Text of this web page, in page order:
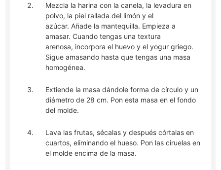
Mezcla la harina con la canela, la levadura en
polvo, la piel rallada del limón y el
azúcar. Añade la mantequilla. Empieza a
amasar. Cuando tengas una textura
arenosa, incorpora el huevo y el yogur griego.
Sigue amasando hasta que tengas una masa
homogénea.
Extiende la masa dándole forma de círculo y un
diámetro de 28 cm. Pon esta masa en el fondo
del molde.
Lava las frutas, sécalas y después córtalas en
cuartos, eliminando el hueso. Pon las ciruelas en
el molde encima de la masa.